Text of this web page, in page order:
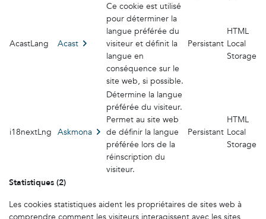
AcastLang Acast
Ce cookie est utilisé
pour déterminer la
langue préférée du
visiteur et définit la
langue en
conséquence sur le
site web, si possible.
Persistant
HTML
Local
Storage
i18nextLng Askmona
Détermine la langue
préférée du visiteur.
Permet au site web
de définir la langue
préférée lors de la
réinscription du
visiteur.
Persistant
HTML
Local
Storage
Statistiques (2)
Les cookies statistiques aident les propriétaires de sites web à